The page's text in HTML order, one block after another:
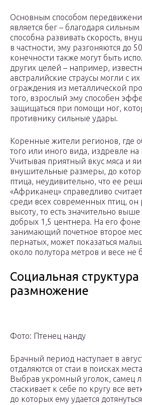
Основным способом
является бег – благодаря
способна развивать скорость,
в частности, эму разгоняются до
конечности также могут быть
других целей – например,
австралийские страусы могли с
ограждения из металлической
того, взрослый эму способен
защищаться при помощи ног,
противнику сильные удары.
Коренные жители регионов, где
того или иного вида, издревле на
Учитывая приятный вкус мяса и
внушительные размеры, до
птица, неудивительно, что ее
«Африканец» справедливо
среди всех современных птиц, он
высоту, то есть значительно
добрых 1,5 центнера. На его
занимающий почетное второе
пернатых, может показаться
около полутора метров и весе не
Социальная структура
размножение
Фото: Птенец нанду
Брачный период наступает в
отдаляются от стаи в поисках
Выбрав укромный уголок, самец
стаскивает к себе по кругу все
до которых ему удается